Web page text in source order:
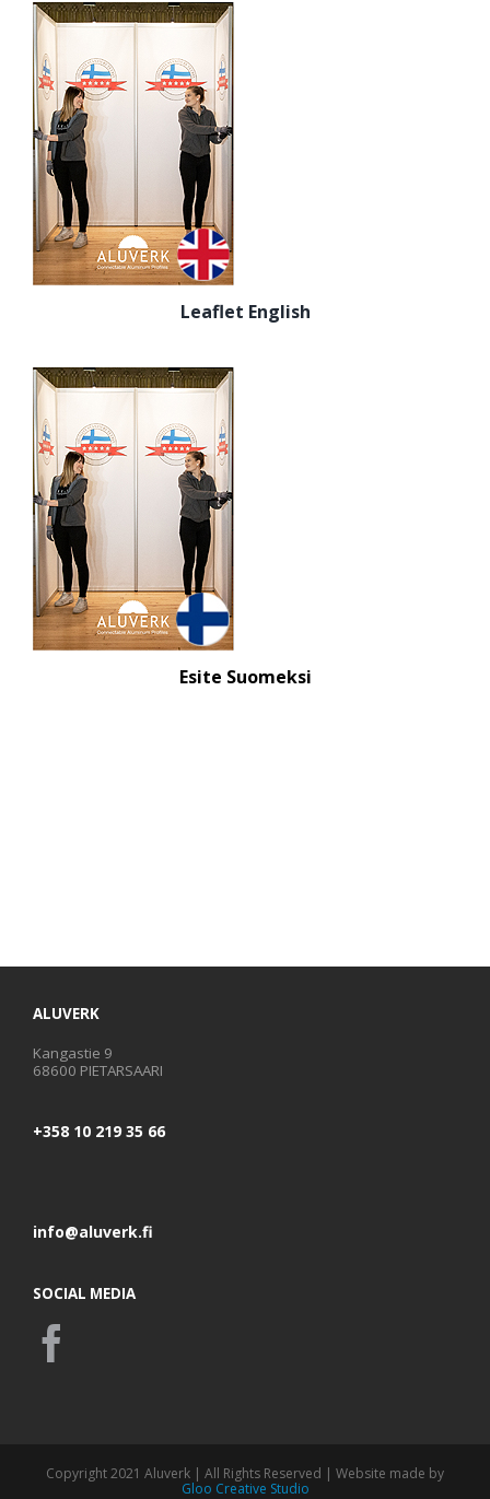
Leaflet English
Esite Suomeksi
ALUVERK
Kangastie 9
68600 PIETARSAARI
+358 10 219 35 66
info@aluverk.fi
SOCIAL MEDIA
Copyright 2021 Aluverk | All Rights Reserved | Website made by
Gloo Creative Studio